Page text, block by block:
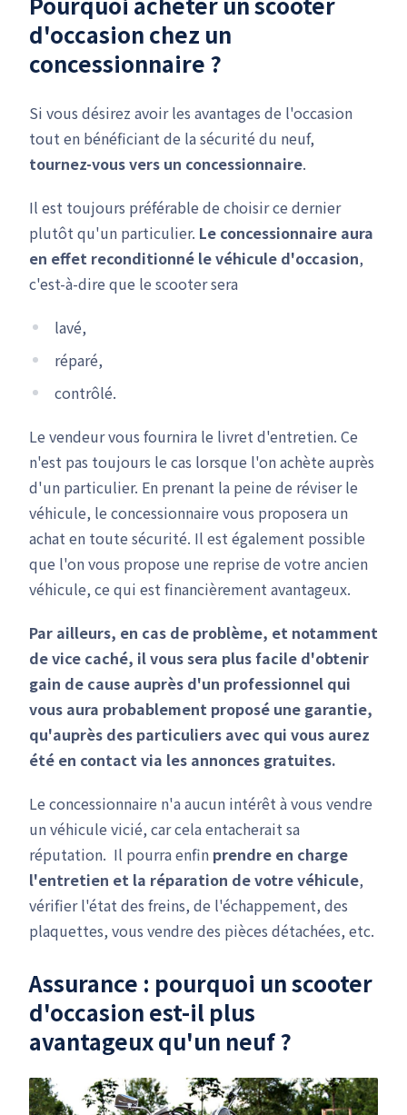
d'occasion chez un
concessionnaire ?
Si vous désirez avoir les avantages de l'occasion
tout en bénéficiant de la sécurité du neuf,
tournez-vous vers un concessionnaire.
Il est toujours préférable de choisir ce dernier
plutôt qu'un particulier. Le concessionnaire aura
en effet reconditionné le véhicule d'occasion,
c'est-à-dire que le scooter sera
lavé,
réparé,
contrôlé.
Le vendeur vous fournira le livret d'entretien. Ce
n'est pas toujours le cas lorsque l'on achète auprès
d'un particulier. En prenant la peine de réviser le
véhicule, le concessionnaire vous proposera un
achat en toute sécurité. Il est également possible
que l'on vous propose une reprise de votre ancien
véhicule, ce qui est financièrement avantageux.
Par ailleurs, en cas de problème, et notamment
de vice caché, il vous sera plus facile d'obtenir
gain de cause auprès d'un professionnel qui
vous aura probablement proposé une garantie,
qu'auprès des particuliers avec qui vous aurez
été en contact via les annonces gratuites.
Le concessionnaire n'a aucun intérêt à vous vendre
un véhicule vicié, car cela entacherait sa
réputation. Il pourra enfin prendre en charge
l'entretien et la réparation de votre véhicule,
vérifier l'état des freins, de l'échappement, des
plaquettes, vous vendre des pièces détachées, etc.
Assurance : pourquoi un scooter
d'occasion est-il plus
avantageux qu'un neuf ?